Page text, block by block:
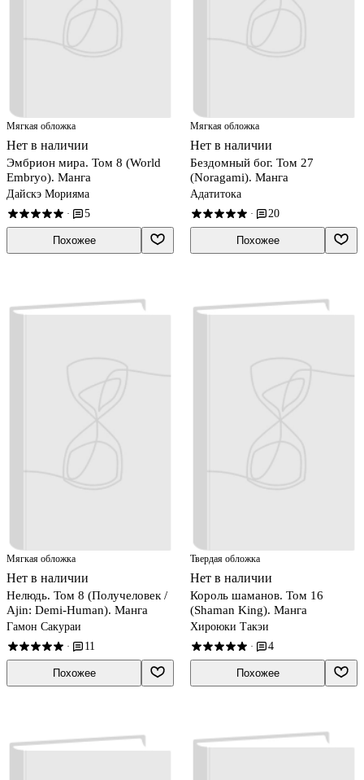
Мягкая обложка
Нет в наличии
Эмбрион мира. Том 8 (World
Embryo). Манга
Дайскэ Морияма
· 5
Похожее
Мягкая обложка
Нет в наличии
Бездомный бог. Том 27
(Noragami). Манга
Адатитока
· 20
Похожее
Мягкая обложка
Нет в наличии
Нелюдь. Том 8 (Получеловек /
Ajin: Demi-Human). Манга
Гамон Сакураи
· 11
Похожее
Твердая обложка
Нет в наличии
Король шаманов. Том 16
(Shaman King). Манга
Хироюки Такэи
· 4
Похожее